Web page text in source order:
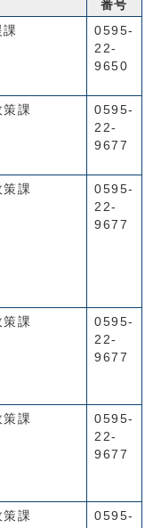
番号
0595-
22-
9650
策課
0595-
22-
9677
策課
0595-
22-
9677
策課
0595-
22-
9677
策課
0595-
22-
9677
策課
0595-